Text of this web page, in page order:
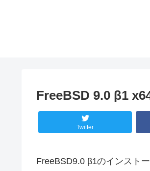
FreeBSD 9.0 β1
Twitter
FreeBSD9.0 β1のインスト